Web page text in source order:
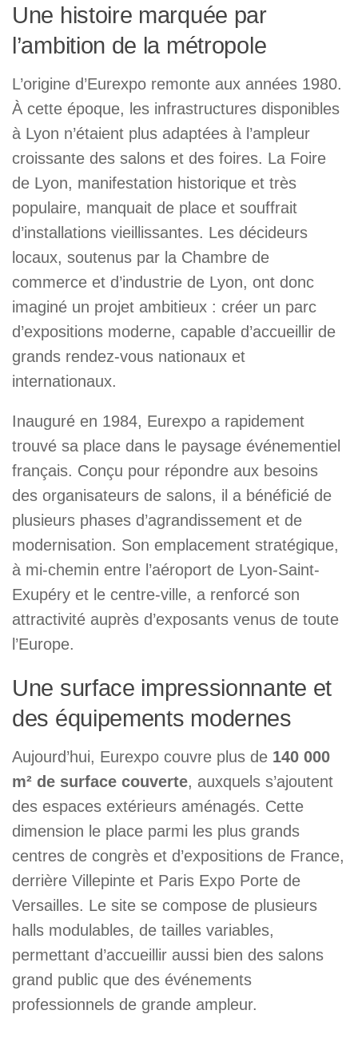
Une histoire marquée par
l’ambition de la métropole
L’origine d’Eurexpo remonte aux années 1980.
À cette époque, les infrastructures disponibles
à Lyon n’étaient plus adaptées à l’ampleur
croissante des salons et des foires. La Foire
de Lyon, manifestation historique et très
populaire, manquait de place et souffrait
d’installations vieillissantes. Les décideurs
locaux, soutenus par la Chambre de
commerce et d’industrie de Lyon, ont donc
imaginé un projet ambitieux : créer un parc
d’expositions moderne, capable d’accueillir de
grands rendez-vous nationaux et
internationaux.
Inauguré en 1984, Eurexpo a rapidement
trouvé sa place dans le paysage événementiel
français. Conçu pour répondre aux besoins
des organisateurs de salons, il a bénéficié de
plusieurs phases d’agrandissement et de
modernisation. Son emplacement stratégique,
à mi-chemin entre l’aéroport de Lyon-Saint-
Exupéry et le centre-ville, a renforcé son
attractivité auprès d’exposants venus de toute
l’Europe.
Une surface impressionnante et
des équipements modernes
Aujourd’hui, Eurexpo couvre plus de 140 000
m² de surface couverte, auxquels s’ajoutent
des espaces extérieurs aménagés. Cette
dimension le place parmi les plus grands
centres de congrès et d’expositions de France,
derrière Villepinte et Paris Expo Porte de
Versailles. Le site se compose de plusieurs
halls modulables, de tailles variables,
permettant d’accueillir aussi bien des salons
grand public que des événements
professionnels de grande ampleur.